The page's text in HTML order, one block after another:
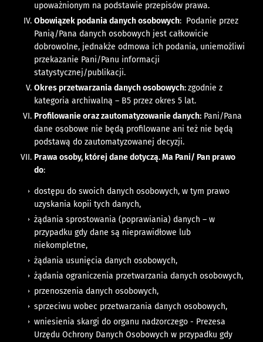
upoważnionym na podstawie przepisów prawa.
Obowiązek podania danych osobowych: Podanie przez
Panią/Pana danych osobowych jest całkowicie
dobrowolne, jednakże odmowa ich podania, uniemożliwi
przekazanie Pani/Panu informacji
statystycznej/publikacji.
Okres przetwarzania danych osobowych:zgodnie z
kategoria archiwalną – B5 przez okres 5 lat.
Profilowanie oraz zautomatyzowanie danych: Pani/Pana
dane osobowe nie będą profilowane ani też nie będą
podstawą do zautomatyzowanej decyzji.
Prawa osoby, której dane dotyczą. Ma Pani/ Pan prawo
do:
dostępu do swoich danych osobowych, w tym prawo
uzyskania kopii tych danych,
żądania sprostowania (poprawiania) danych – w
przypadku gdy dane są nieprawidłowe lub
niekompletne,
żądania usunięcia danych osobowych,
żądania ograniczenia przetwarzania danych osobowych,
przenoszenia danych osobowych,
sprzeciwu wobec przetwarzania danych osobowych,
wniesienia skargi do organu nadzorczego - Prezesa
Urzędu Ochrony Danych Osobowych w przypadku gdy